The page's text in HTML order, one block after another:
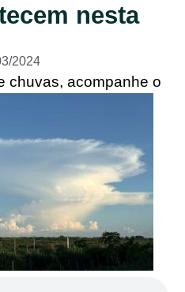
nesta
2024
chuvas, acompanhe o